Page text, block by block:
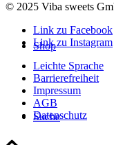
Shop
Suche
© 2025 Viba sweets
Link zu Facebook
Link zu Instagram
Leichte Sprache
Barrierefreiheit
Impressum
AGB
Datenschutz